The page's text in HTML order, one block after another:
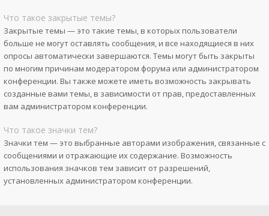
Что такое закрытые темы?
Закрытые темы — это такие темы, в которых пользователи
больше не могут оставлять сообщения, и все находящиеся в них
опросы автоматически завершаются. Темы могут быть закрыты
по многим причинам модератором форума или администратором
конференции. Вы также можете иметь возможность закрывать
созданные вами темы, в зависимости от прав, предоставленных
вам администратором конференции.
Что такое значки тем?
Значки тем — это выбранные авторами изображения, связанные с
сообщениями и отражающие их содержание. Возможность
использования значков тем зависит от разрешений,
установленных администратором конференции.